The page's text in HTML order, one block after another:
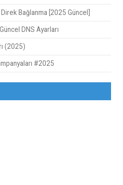
Bağlanma [2025 Güncel]
DNS Ayarları
(2025)
#2025